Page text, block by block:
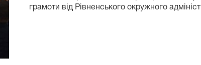
грамоти від Рівненського окружного